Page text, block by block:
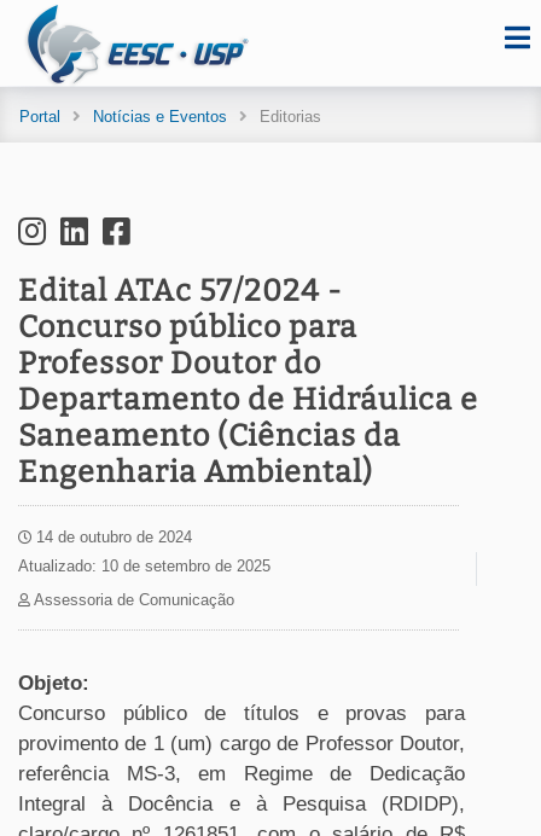
Portal Notícias e Eventos Editorias
Edital ATAc 57/2024 -
Concurso público para
Professor Doutor do
Departamento de Hidráulica e
Saneamento (Ciências da
Engenharia Ambiental)
14 de outubro de 2024
Atualizado: 10 de setembro de 2025
Assessoria de Comunicação
Objeto:
Concurso público de títulos e provas para
provimento de 1 (um) cargo de Professor Doutor,
referência MS-3, em Regime de Dedicação
Integral à Docência e à Pesquisa (RDIDP),